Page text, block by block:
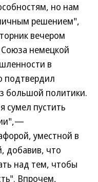
но нам
решением",
вечером
немецкой
в
подтвердил
большой политики.
сумел пустить
уместной в
добавив, что
над тем, чтобы
Впрочем,